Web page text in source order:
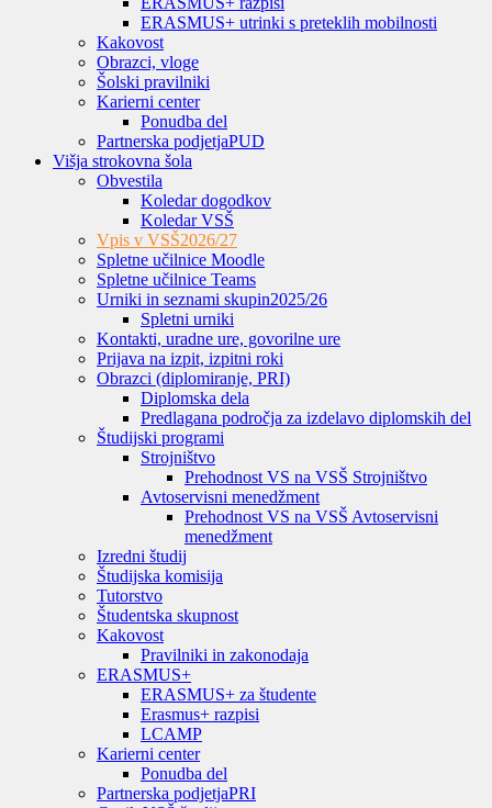
ERASMUS+ utrinki s preteklih mobilnosti
Kakovost
Obrazci, vloge
Šolski pravilniki
Karierni center
Ponudba del
Partnerska podjetjaPUD
Višja strokovna šola
Obvestila
Koledar dogodkov
Koledar VSŠ
Vpis v VSŠ2026/27
Spletne učilnice Moodle
Spletne učilnice Teams
Urniki in seznami skupin2025/26
Spletni urniki
Kontakti, uradne ure, govorilne ure
Prijava na izpit, izpitni roki
Obrazci (diplomiranje, PRI)
Diplomska dela
Predlagana področja za izdelavo diplomskih del
Študijski programi
Strojništvo
Prehodnost VS na VSŠ Strojništvo
Avtoservisni menedžment
Prehodnost VS na VSŠ Avtoservisni
menedžment
Izredni študij
Študijska komisija
Tutorstvo
Študentska skupnost
Kakovost
Pravilniki in zakonodaja
ERASMUS+
ERASMUS+ za študente
Erasmus+ razpisi
LCAMP
Karierni center
Ponudba del
Partnerska podjetjaPRI